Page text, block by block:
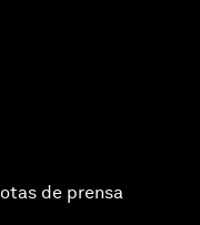
de prensa